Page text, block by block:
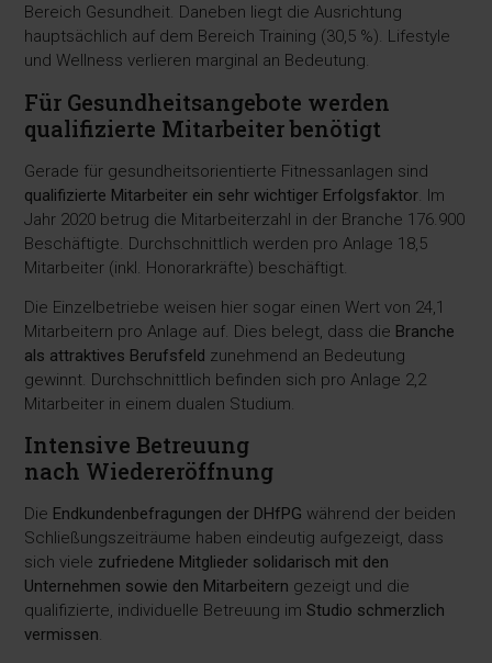
Bereich Gesundheit. Daneben liegt die Ausrichtung
hauptsächlich auf dem Bereich Training (30,5 %). Lifestyle
und Wellness verlieren marginal an Bedeutung.
Für Gesundheitsangebote werden
qualifizierte Mitarbeiter benötigt
Gerade für gesundheitsorientierte Fitnessanlagen sind
qualifizierte Mitarbeiter ein sehr wichtiger Erfolgsfaktor. Im
Jahr 2020 betrug die Mitarbeiterzahl in der Branche 176.900
Beschäftigte. Durchschnittlich werden pro Anlage 18,5
Mitarbeiter (inkl. Honorarkräfte) beschäftigt.
Die Einzelbetriebe weisen hier sogar einen Wert von 24,1
Mitarbeitern pro Anlage auf. Dies belegt, dass die Branche
als attraktives Berufsfeld zunehmend an Bedeutung
gewinnt. Durchschnittlich befinden sich pro Anlage 2,2
Mitarbeiter in einem dualen Studium.
Intensive Betreuung
nach Wiedereröffnung
Die Endkundenbefragungen der DHfPG während der beiden
Schließungszeiträume haben eindeutig aufgezeigt, dass
sich viele zufriedene Mitglieder solidarisch mit den
Unternehmen sowie den Mitarbeitern gezeigt und die
qualifizierte, individuelle Betreuung imStudio schmerzlich
vermissen.